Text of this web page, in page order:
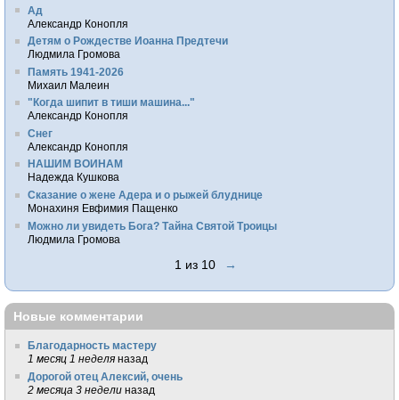
Ад
Александр Конопля
Детям о Рождестве Иоанна Предтечи
Людмила Громова
Память 1941-2026
Михаил Малеин
"Когда шипит в тиши машина..."
Александр Конопля
Снег
Александр Конопля
НАШИМ ВОИНАМ
Надежда Кушкова
Сказание о жене Адера и о рыжей блуднице
Монахиня Евфимия Пащенко
Можно ли увидеть Бога? Тайна Святой Троицы
Людмила Громова
1 из 10 →
Новые комментарии
Благодарность мастеру
1 месяц 1 неделя назад
Дорогой отец Алексий, очень
2 месяца 3 недели назад